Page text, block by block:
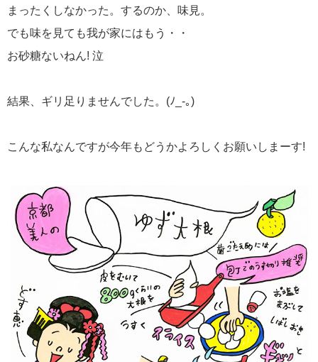
まったくしなかった。するのか、味見。
でも味を見ても我が家にはもう・・
お砂糖ないねん! 泣
結果、ギリ足りませんでした。(ﾉ_-｡)
こんな私なんですが今年もどうかよろしくお願いしまーす!